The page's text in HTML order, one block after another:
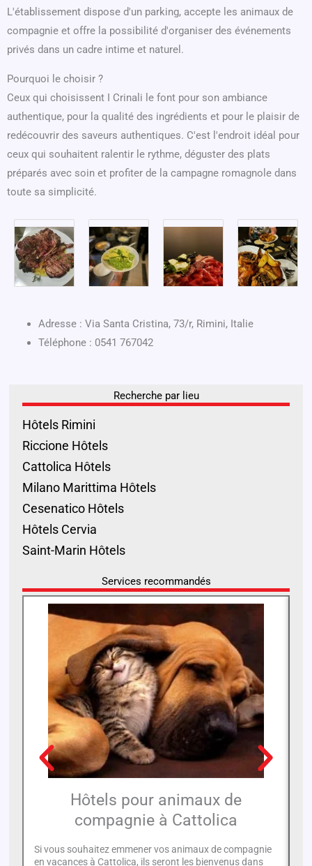
L'établissement dispose d'un parking, accepte les animaux de
compagnie et offre la possibilité d'organiser des événements
privés dans un cadre intime et naturel.
Pourquoi le choisir ?
Ceux qui choisissent I Crinali le font pour son ambiance
authentique, pour la qualité des ingrédients et pour le plaisir de
redécouvrir des saveurs authentiques. C'est l'endroit idéal pour
ceux qui souhaitent ralentir le rythme, déguster des plats
préparés avec soin et profiter de la campagne romagnole dans
toute sa simplicité.
Adresse : Via Santa Cristina, 73/r, Rimini, Italie
Téléphone : 0541 767042
Recherche par lieu
Hôtels Rimini
Riccione Hôtels
Cattolica Hôtels
Milano Marittima Hôtels
Cesenatico Hôtels
Hôtels Cervia
Saint-Marin Hôtels
Services recommandés
Hôtels pour animaux de
compagnie à Cattolica
Si vous souhaitez emmener vos animaux de compagnie
en vacances à Cattolica, ils seront les bienvenus dans